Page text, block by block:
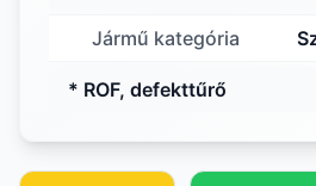
Jármű kategória
* ROF, defekttűrő